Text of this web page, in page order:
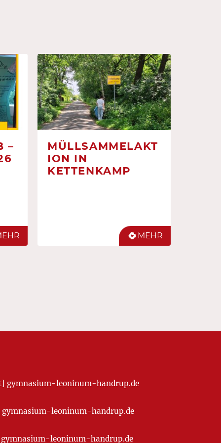
–
MÜLLSAMMELAKT
ION IN
KETTENKAMP
MEHR
gymnasium-leoninum-handrup.de
leoninum-handrup.de
leoninum-handrup.de